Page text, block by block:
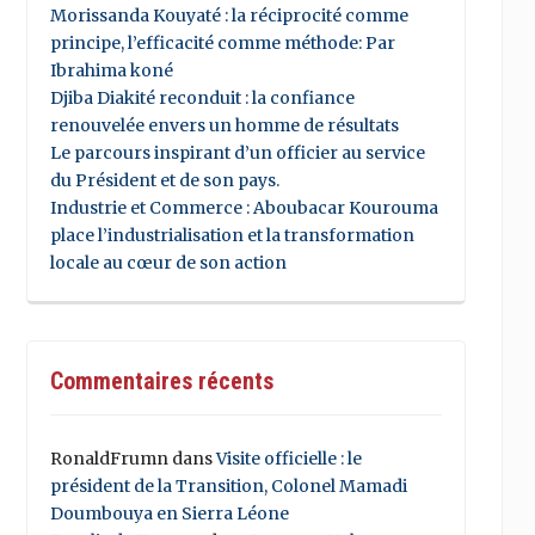
Morissanda Kouyaté : la réciprocité comme
principe, l’efficacité comme méthode: Par
Ibrahima koné
Djiba Diakité reconduit : la confiance
renouvelée envers un homme de résultats
Le parcours inspirant d’un officier au service
du Président et de son pays.
Industrie et Commerce : Aboubacar Kourouma
place l’industrialisation et la transformation
locale au cœur de son action
Commentaires récents
RonaldFrumndansVisite officielle : le
président de la Transition, Colonel Mamadi
Doumbouya en Sierra Léone